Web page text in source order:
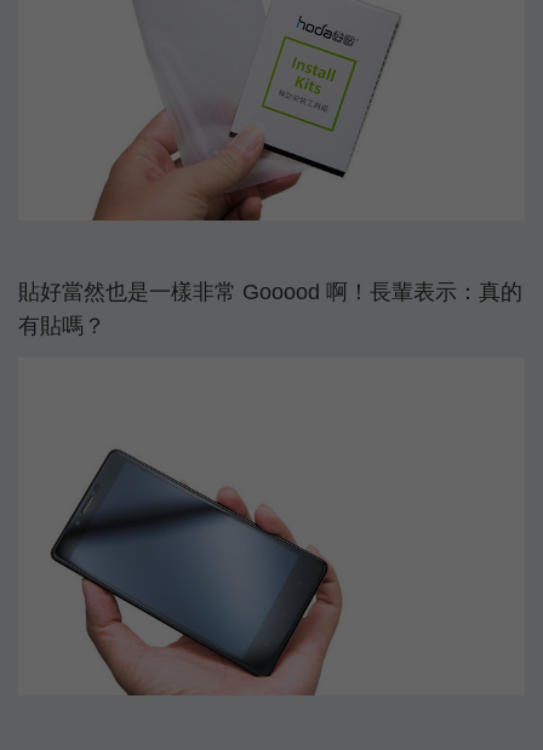
貼好當然也是一樣非常 Gooood 啊！長輩表示：真的
有貼嗎？